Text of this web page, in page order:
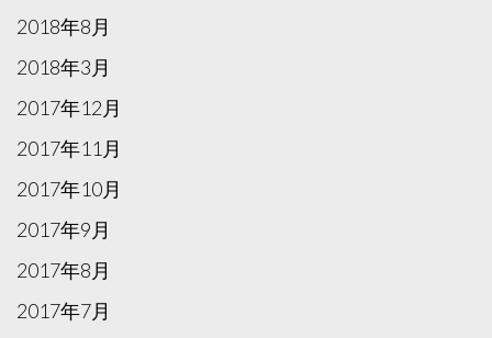
2018年8月
2018年3月
2017年12月
2017年11月
2017年10月
2017年9月
2017年8月
2017年7月